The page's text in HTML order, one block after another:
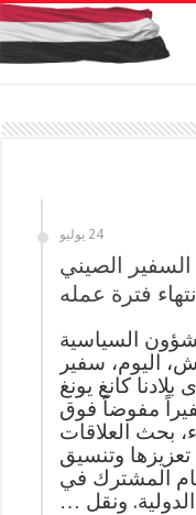
24 يوليو
الصيني
فترة عمله
السياسية
اليوم، سفير
كانغ يونغ
مفوضاً فوق
بحث العلاقات
تعزيزها وتنسيق
المشترك في
ونقل …